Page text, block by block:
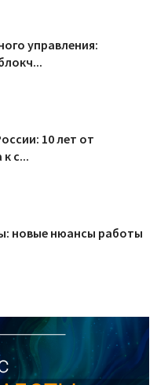
управления:
10 лет от
с...
новые нюансы работы